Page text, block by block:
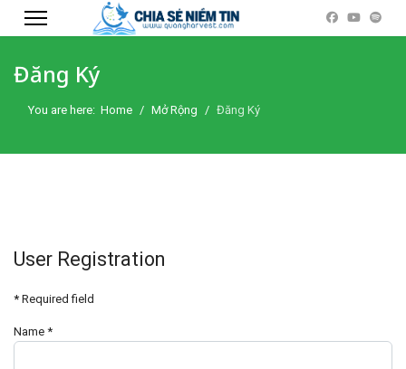
Đăng Ký
You are here: Home Mở Rộng Đăng Ký
User Registration
* Required field
Name *